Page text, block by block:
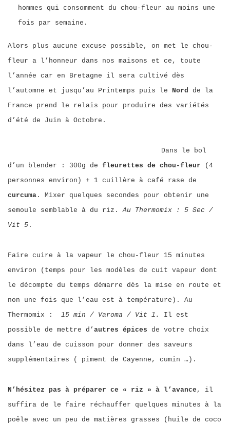
hommes qui consomment du chou-fleur au moins une
fois par semaine.
Alors plus aucune excuse possible, on met le chou-
fleur a l’honneur dans nos maisons et ce, toute
l’année car en Bretagne il sera cultivé dès
l’automne et jusqu’au Printemps puis le Nord de la
France prend le relais pour produire des variétés
d’été de Juin à Octobre.
Dans le bol
d’un blender : 300g de fleurettes de chou-fleur
(4
personnes environ) + 1 cuillère à café rase de
curcuma . Mixer quelques secondes pour obtenir une
semoule semblable à du riz.Au Thermomix : 5 Sec /
Vit 5 .
Faire cuire à la vapeur le chou-fleur 15 minutes
environ (temps pour les modèles de cuit vapeur dont
le décompte du temps démarre dès la mise en route et
non une fois que l’eau est à température). Au
Thermomix : 15 min / Varoma / Vit 1. Il est
possible de mettre d’ autres épices de votre choix
dans l’eau de cuisson pour donner des saveurs
supplémentaires ( piment de Cayenne, cumin …).
N’hésitez pas à préparer ce « riz » à l’avance , il
suffira de le faire réchauffer quelques minutes à la
poêle avec un peu de matières grasses (huile de coco